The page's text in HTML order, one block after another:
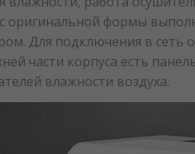
оригинальной формы
Для подключения в сеть
части корпуса есть
влажности воздуха.